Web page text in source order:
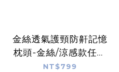
金絲透氣護頸防鼾記憶
枕頭-金絲/涼感款任選
(買一送一)
NT$799